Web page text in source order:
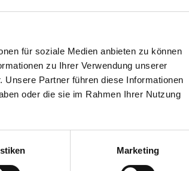
für soziale Medien anbieten zu können
zu Ihrer Verwendung unserer
Partner führen diese Informationen
oder die sie im Rahmen Ihrer Nutzung
Marketing